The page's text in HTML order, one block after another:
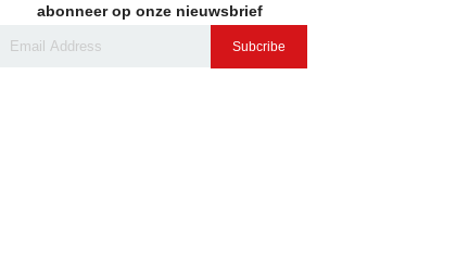
abonneer op onze nieuwsbrief
Subcribe